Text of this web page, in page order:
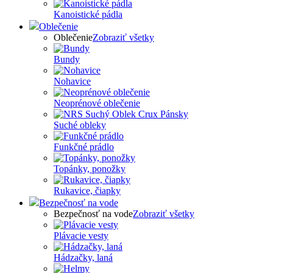
Kanoistické pádla
Oblečenie
OblečenieZobraziť všetky
Bundy
Nohavice
Neoprénové oblečenie
Suché obleky
Funkčné prádlo
Topánky, ponožky
Rukavice, čiapky
Bezpečnosť na vode
Bezpečnosť na vodeZobraziť všetky
Plávacie vesty
Hádzačky, laná